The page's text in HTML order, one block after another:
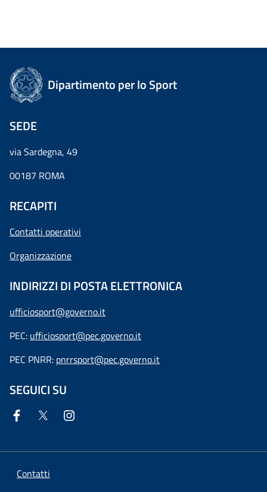
Dipartimento per lo Sport
SEDE
via Sardegna, 49
00187 ROMA
RECAPITI
Contatti operativi
Organizzazione
INDIRIZZI DI POSTA ELETTRONICA
ufficiosport@governo.it
PEC: ufficiosport@pec.governo.it
PEC PNRR: pnrrsport@pec.governo.it
SEGUICI SU
Contatti